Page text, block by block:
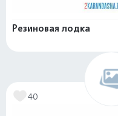
Резиновая лодка
40